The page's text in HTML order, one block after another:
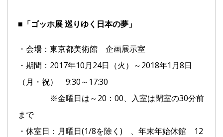
■「ゴッホ展 巡りゆく日本の夢」
・会場：東京都美術館 企画展示室
・期間：2017年10月24日（火）～2018年1月8日
（月・祝） 9:30～17:30
※金曜日は～20：00、入室は閉室の30分前
まで
・休室日：月曜日(1/8を除く) 、年末年始休館 12